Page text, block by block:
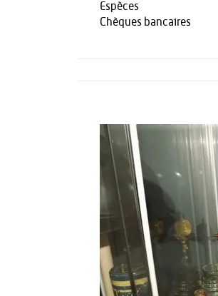
Espèces
Chèques bancaires